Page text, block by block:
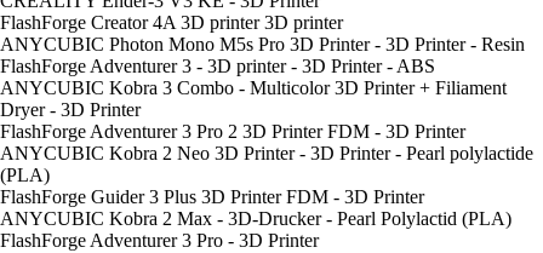
FlashForge Creator 4A 3D printer 3D printer
ANYCUBIC Photon Mono M5s Pro 3D Printer - 3D Printer - Resin
FlashForge Adventurer 3 - 3D printer - 3D Printer - ABS
ANYCUBIC Kobra 3 Combo - Multicolor 3D Printer + Filiament
Dryer - 3D Printer
FlashForge Adventurer 3 Pro 2 3D Printer FDM - 3D Printer
ANYCUBIC Kobra 2 Neo 3D Printer - 3D Printer - Pearl polylactide
(PLA)
FlashForge Guider 3 Plus 3D Printer FDM - 3D Printer
ANYCUBIC Kobra 2 Max - 3D-Drucker - Pearl Polylactid (PLA)
FlashForge Adventurer 3 Pro - 3D Printer